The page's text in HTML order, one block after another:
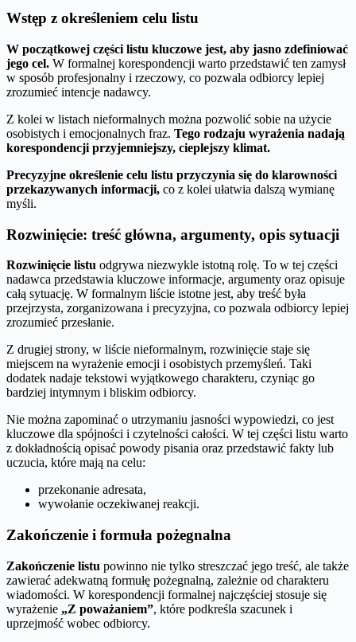
Wstęp z określeniem celu listu
W początkowej części listu kluczowe jest, aby jasno zdefiniować
jego cel. W formalnej korespondencji warto przedstawić ten zamysł
w sposób profesjonalny i rzeczowy, co pozwala odbiorcy lepiej
zrozumieć intencje nadawcy.
Z kolei w listach nieformalnych można pozwolić sobie na użycie
osobistych i emocjonalnych fraz. Tego rodzaju wyrażenia nadają
korespondencji przyjemniejszy, cieplejszy klimat.
Precyzyjne określenie celu listu przyczynia się do klarowności
przekazywanych informacji, co z kolei ułatwia dalszą wymianę
myśli.
Rozwinięcie: treść główna, argumenty, opis sytuacji
Rozwinięcie listu odgrywa niezwykle istotną rolę. To w tej części
nadawca przedstawia kluczowe informacje, argumenty oraz opisuje
całą sytuację. W formalnym liście istotne jest, aby treść była
przejrzysta, zorganizowana i precyzyjna, co pozwala odbiorcy lepiej
zrozumieć przesłanie.
Z drugiej strony, w liście nieformalnym, rozwinięcie staje się
miejscem na wyrażenie emocji i osobistych przemyśleń. Taki
dodatek nadaje tekstowi wyjątkowego charakteru, czyniąc go
bardziej intymnym i bliskim odbiorcy.
Nie można zapominać o utrzymaniu jasności wypowiedzi, co jest
kluczowe dla spójności i czytelności całości. W tej części listu warto
z dokładnością opisać powody pisania oraz przedstawić fakty lub
uczucia, które mają na celu:
przekonanie adresata,
wywołanie oczekiwanej reakcji.
Zakończenie i formuła pożegnalna
Zakończenie listu powinno nie tylko streszczać jego treść, ale także
zawierać adekwatną formułę pożegnalną, zależnie od charakteru
wiadomości. W korespondencji formalnej najczęściej stosuje się
wyrażenie „Z poważaniem”, które podkreśla szacunek i
uprzejmość wobec odbiorcy.